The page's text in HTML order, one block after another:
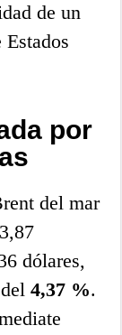
de un
por
del mar
dólares,
del4,37 %.